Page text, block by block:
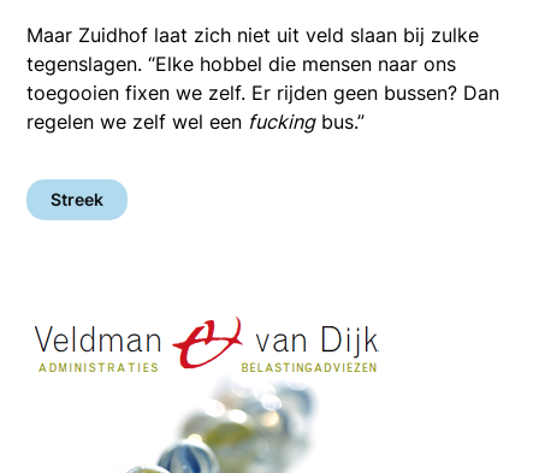
Maar Zuidhof laat zich niet uit veld slaan bij zulke
tegenslagen. “Elke hobbel die mensen naar ons
toegooien fixen we zelf. Er rijden geen bussen? Dan
regelen we zelf wel een fuckingbus.”
Streek